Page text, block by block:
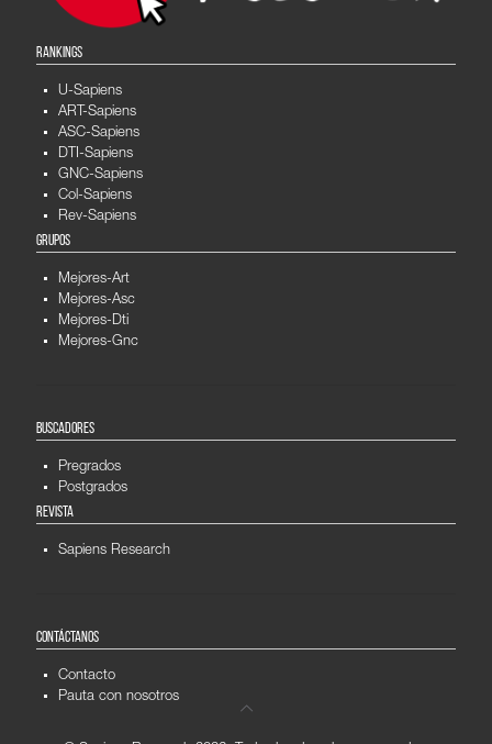
RANKINGS
U-Sapiens
ART-Sapiens
ASC-Sapiens
DTI-Sapiens
GNC-Sapiens
Col-Sapiens
Rev-Sapiens
GRUPOS
Mejores-Art
Mejores-Asc
Mejores-Dti
Mejores-Gnc
BUSCADORES
Pregrados
Postgrados
REVISTA
Sapiens Research
CONTÁCTANOS
Contacto
Pauta con nosotros